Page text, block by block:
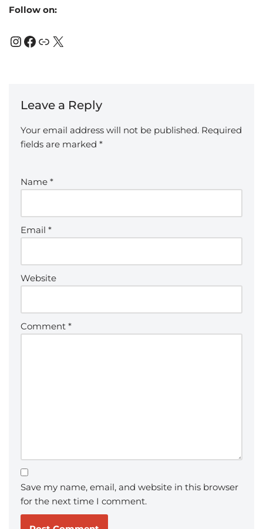
Follow on:
Leave a Reply
Your email address will not be published. Required
fields are marked *
Name *
Email *
Website
Comment *
Save my name, email, and website in this browser
for the next time I comment.